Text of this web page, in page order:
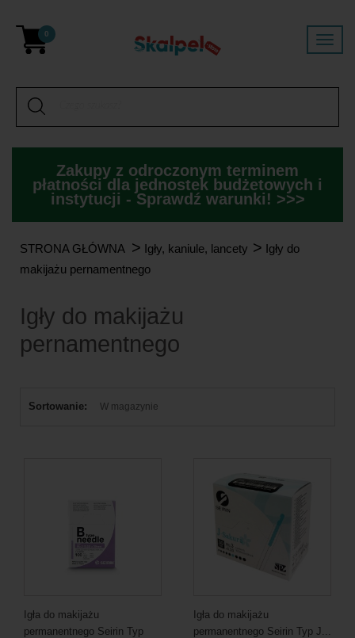
0
Zakupy z odroczonym terminem
płatności dla jednostek budżetowych i
instytucji - Sprawdź warunki! >>>
STRONA GŁÓWNA > Igły, kaniule, lancety > Igły do
makijażu pernamentnego
Igły do makijażu
pernamentnego
Sortowanie: W magazynie
Igła do makijażu
permanentnego Seirin Typ
Igła do makijażu
permanentnego Seirin Typ J...